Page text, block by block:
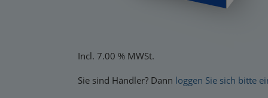
Incl. 7.00 % MWSt.
Sie sind Händler? Dann loggen Sie sich bitte